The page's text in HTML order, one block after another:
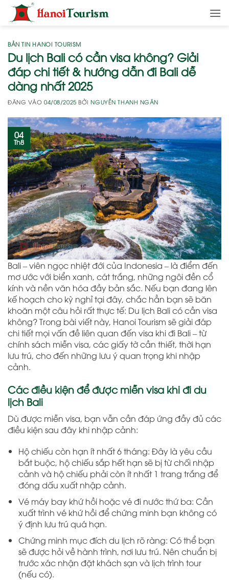
qua
dungBẢN TIN HANOI TOURISM
Du lịch Bali có cần visa không? Giải
đáp chi tiết & hướng dẫn đi Bali dễ
dàng nhất 2025
ĐĂNG VÀO04/08/2025 BỞINGUYỄN THANH NGÂN
04
Th8
Bali – viên ngọc nhiệt đới của Indonesia – là điểm đến
mơ ước với biển xanh, cát trắng, những ngôi đền cổ
kính và nền văn hóa đầy bản sắc. Nếu bạn đang lên
kế hoạch cho kỳ nghỉ tại đây, chắc hẳn bạn sẽ băn
khoăn một câu hỏi rất thực tế: Du lịch Bali có cần visa
không? Trong bài viết này, Hanoi Tourism sẽ giải đáp
chi tiết mọi vấn đề liên quan đến visa khi đi Bali – từ
chính sách miễn visa, các giấy tờ cần thiết, thời hạn
lưu trú, cho đến những lưu ý quan trọng khi nhập
cảnh.
Các điều kiện để được miễn visa khi đi du
lịch Bali
Dù được miễn visa, bạn vẫn cần đáp ứng đầy đủ các
điều kiện sau đây khi nhập cảnh:
Hộ chiếu còn hạn ít nhất 6 tháng: Đây là yêu cầu
bắt buộc, hộ chiếu sắp hết hạn sẽ bị từ chối nhập
cảnh và hộ chiếu phải còn ít nhất 1 trang trắng để
đóng dấu xuất nhập cảnh.
Vé máy bay khứ hồi hoặc vé đi nước thứ ba: Cần
xuất trình vé khứ hồi để chứng minh bạn không có
ý định lưu trú quá hạn.
Chứng minh mục đích du lịch rõ ràng: Có thể bạn
sẽ được hỏi về hành trình, nơi lưu trú. Nên chuẩn bị
trước xác nhận đặt khách sạn và lịch trình tour
(nếu có).